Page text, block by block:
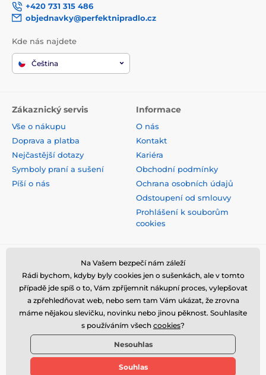
+420 731 315 486
objednavky@perfektnipradlo.cz
Kde nás najdete
Čeština
Zákaznický servis
Vše o nákupu
Doprava a platba
Nejčastější dotazy
Symboly praní a sušení
Píší o nás
Informace
O nás
Kontakt
Kariéra
Obchodní podmínky
Ochrana osobních údajů
Odstoupení od smlouvy
Prohlášení k souborům
cookies
Bezpečná platba kartou
© 2026 www.stylomat.cz ⦁ E-shop vytvořila
Na Vašem bezpečí nám záleží
Rádi bychom, kdyby byly cookies jen o sušenkách, ale v tomto
případě jde spíš o to, Vám zpříjemnit nákupní proces, vylepšovat
a zpřehledňovat web, nebo sem tam Vám ukázat, že zrovna
máme nějakou slevičku, novinku nebo jinou pěknost. Souhlasíte
s používáním všech cookies?
Nesouhlas
Souhlas